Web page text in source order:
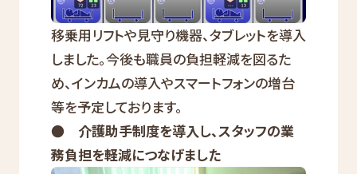
移乗用リフトや見守り機器、タブレットを導入
しました。今後も職員の負担軽減を図るた
め、インカムの導入やスマートフォンの増台
等を予定しております。
● 介護助手制度を導入し、スタッフの業
務負担を軽減につなげました